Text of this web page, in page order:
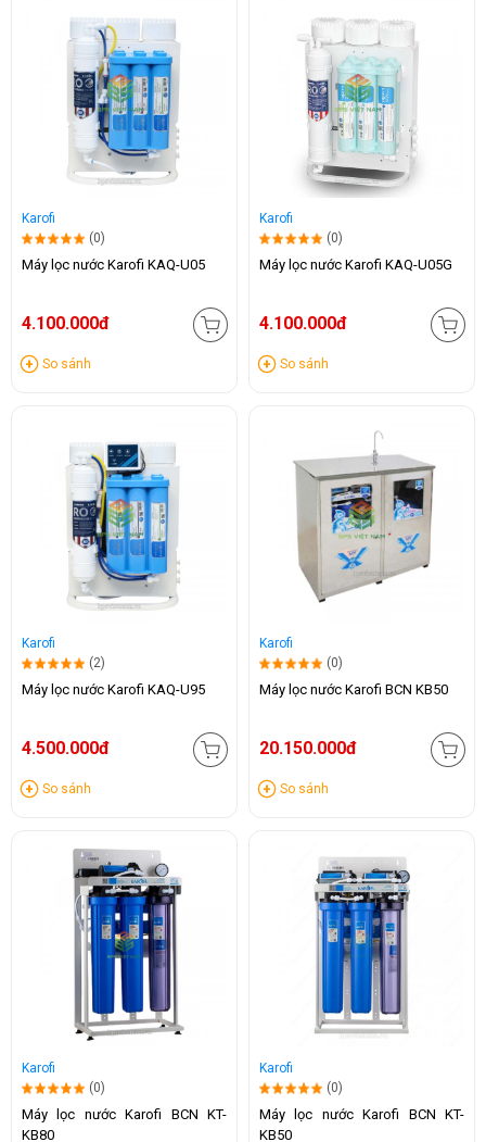
Karofi
(0)
Máy lọc nước Karofi KAQ-U05
4.100.000đ
So sánh
Karofi
(0)
Máy lọc nước Karofi KAQ-U05G
4.100.000đ
So sánh
Karofi
(2)
Máy lọc nước Karofi KAQ-U95
4.500.000đ
So sánh
Karofi
(0)
Máy lọc nước Karofi BCN KB50
20.150.000đ
So sánh
Karofi
(0)
Máy lọc nước Karofi BCN KT-
KB80
Karofi
(0)
Máy lọc nước Karofi BCN KT-
KB50